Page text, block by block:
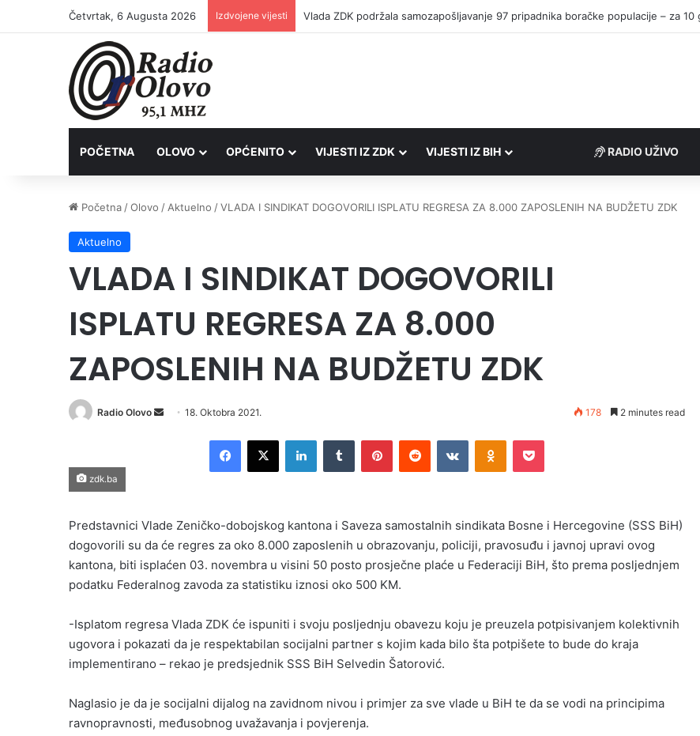
Četvrtak, 6 Augusta 2026 Izdvojene vijesti
POČETNA OLOVO OPĆENITO VIJESTI IZ ZDK VIJESTI IZ BIH RADIO UŽIVO
Početna /Olovo / Aktuelno /VLADA I SINDIKAT DOGOVORILI ISPLATU REGRESA ZA 8.000 ZAPOSLENIH NA BUDŽETU ZDK
Aktuelno
VLADA I SINDIKAT DOGOVORILI
ISPLATU REGRESA ZA 8.000
ZAPOSLENIH NA BUDŽETU ZDK
Radio Olovo
Send18. Oktobra 2021. 178 2 minutes read
Facebook
X LinkedInTumblr PinterestReddit VKontakteOdnoklassniki
Pocket
zdk.ba
Predstavnici Vlade Zeničko-dobojskog kantona i Saveza samostalnih sindikata Bosne i Hercegovine (SSS BiH)
dogovorili su da će regres za oko 8.000 zaposlenih u obrazovanju, policiji, pravosuđu i javnoj upravi ovog
kantona, biti isplaćen 03. novembra u visini 50 posto prosječne plaće u Federaciji BiH, što prema posljednjem
podatku Federalnog zavoda za statistiku iznosi oko 500 KM.
-Isplatom regresa Vlada ZDK će ispuniti i svoju posljednju obavezu koju je preuzela potpisivanjem kolektivnih
ugovora i pokazati da je respektabilan socijalni partner s kojim kada bilo šta potpišete to bude do kraja
implementirano – rekao je predsjednik SSS BiH Selvedin Šatorović.
Naglasio je da je socijalni dijalog na zavidnom nivou i primjer za sve vlade u BiH te da se vodi na principima
ravnopravnosti, međusobnog uvažavanja i povjerenja.